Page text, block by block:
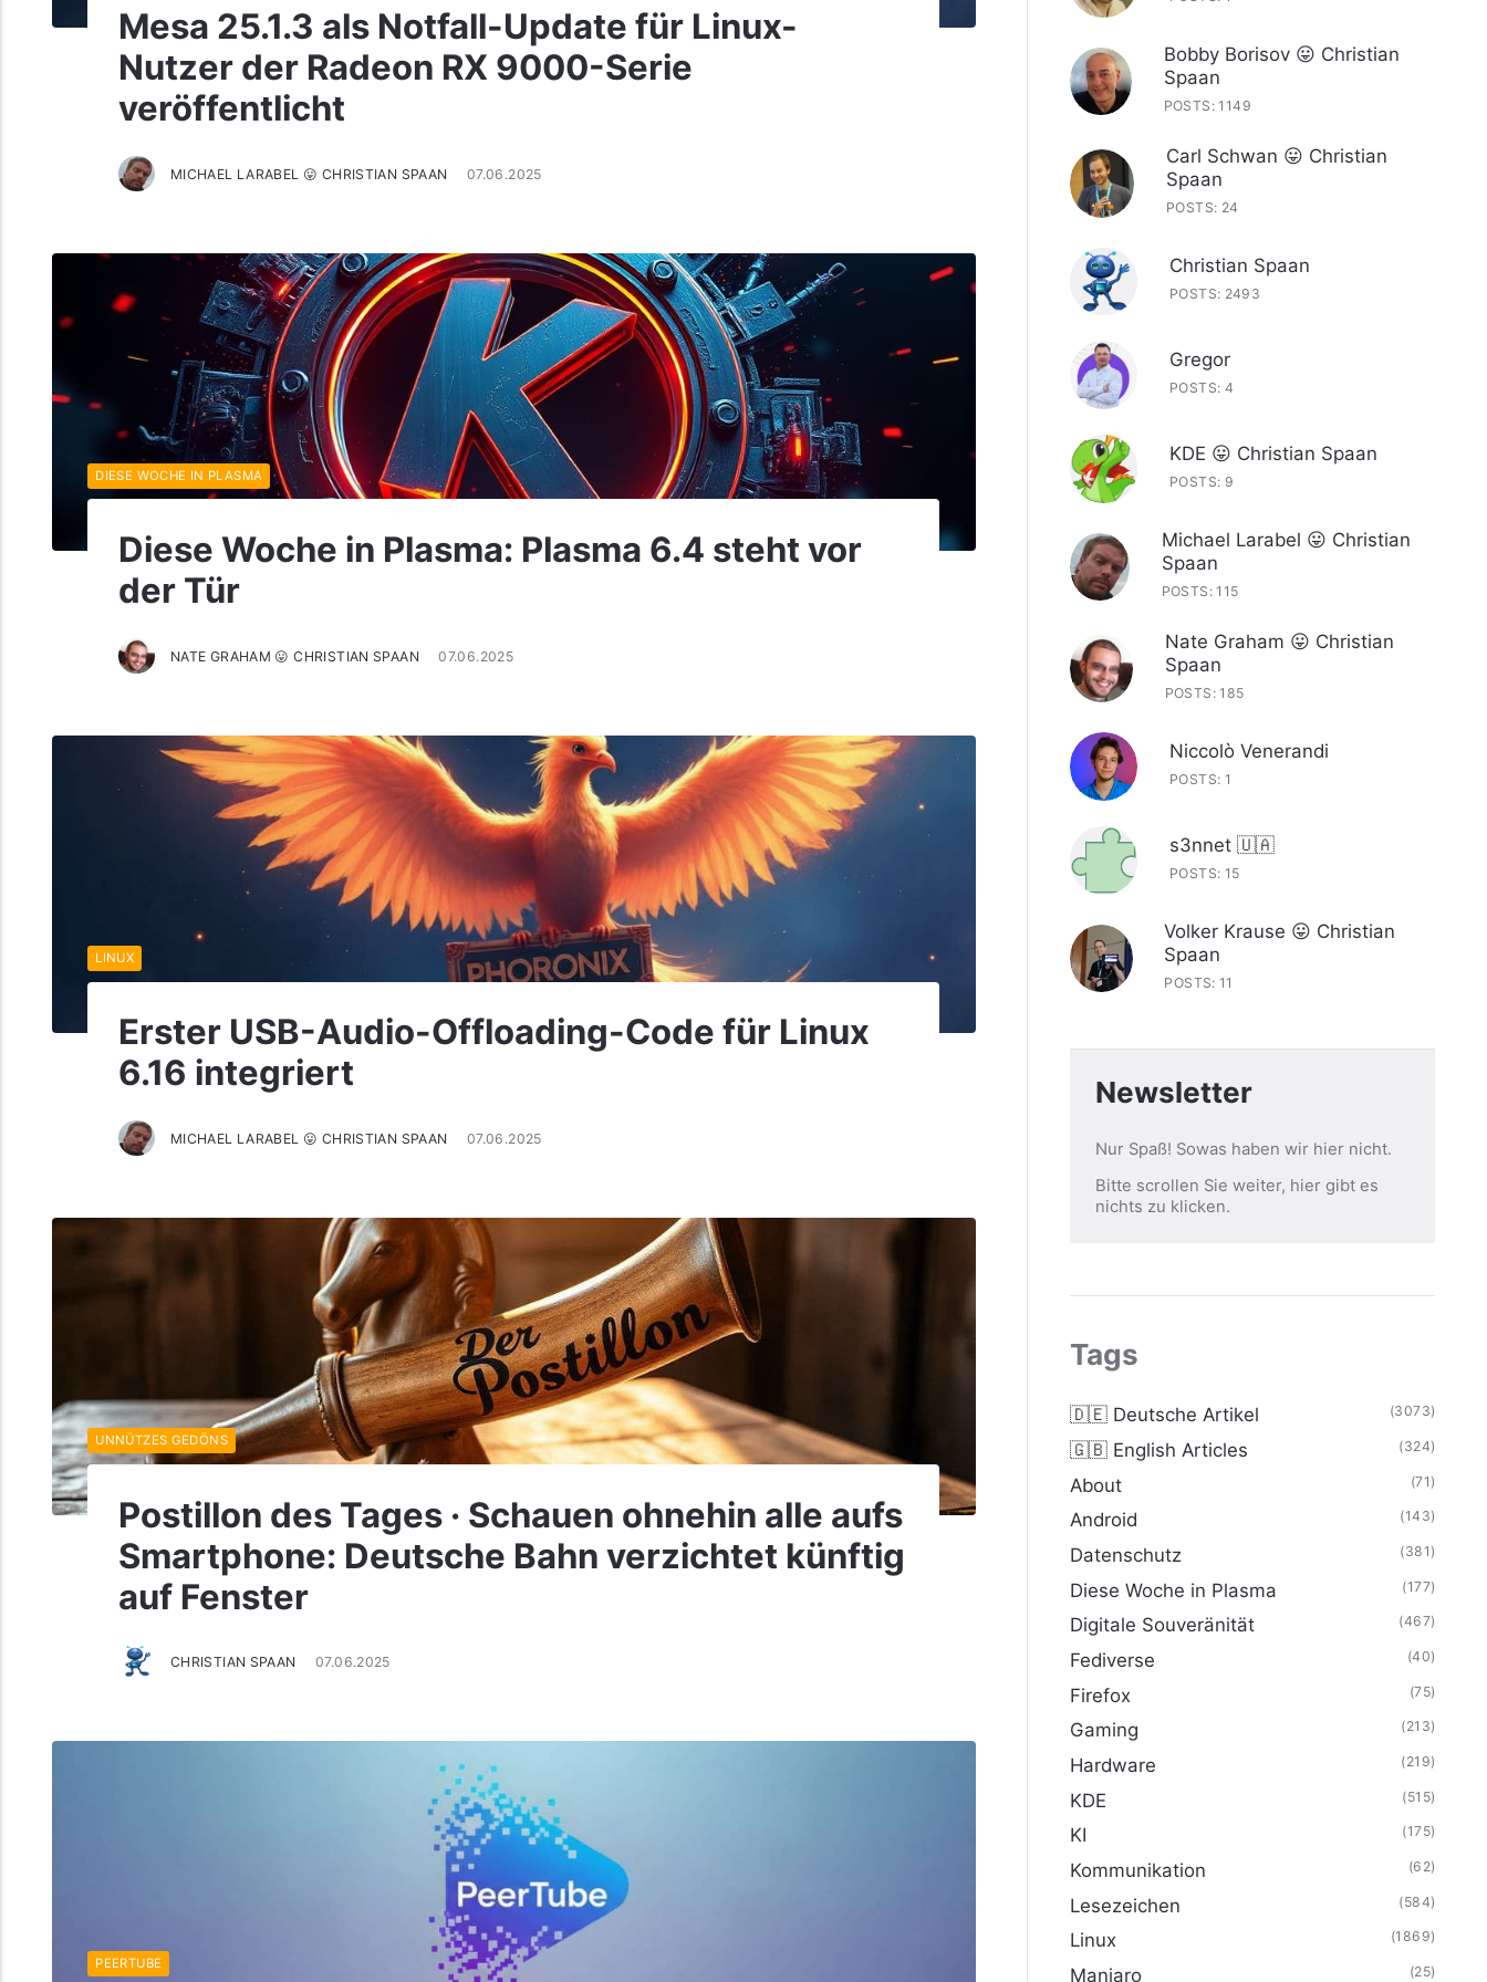
Mesa 25.1.3 als Notfall-Update für Linux-
Nutzer der Radeon RX 9000-Serie
veröffentlicht
MICHAEL LARABEL 😛 CHRISTIAN SPAAN 07.06.2025
Diese Woche in Plasma: Plasma 6.4 steht vor
der Tür
NATE GRAHAM 😛 CHRISTIAN SPAAN 07.06.2025
DIESE WOCHE IN PLASMA
Erster USB-Audio-Offloading-Code für Linux
6.16 integriert
MICHAEL LARABEL 😛 CHRISTIAN SPAAN 07.06.2025
LINUX
Postillon des Tages · Schauen ohnehin alle aufs
Smartphone: Deutsche Bahn verzichtet künftig
auf Fenster
CHRISTIAN SPAAN 07.06.2025
UNNÜTZES GEDÖNS
PEERTUBE
Bobby Borisov 😛 Christian
Spaan
POSTS: 1149
Carl Schwan 😛 Christian
Spaan
POSTS: 24
Christian Spaan
POSTS: 2493
Gregor
POSTS: 4
KDE 😛 Christian Spaan
POSTS: 9
Michael Larabel 😛 Christian
Spaan
POSTS: 115
Nate Graham 😛 Christian
Spaan
POSTS: 185
Niccolò Venerandi
POSTS: 1
s3nnet 🇺🇦
POSTS: 15
Volker Krause 😛 Christian
Spaan
POSTS: 11
Newsletter
Nur Spaß! Sowas haben wir hier nicht.
Bitte scrollen Sie weiter, hier gibt es
nichts zu klicken.
Tags
🇩🇪 Deutsche Artikel (3073)
🇬🇧 English Articles (324)
About (71)
Android (143)
Datenschutz (381)
Diese Woche in Plasma (177)
Digitale Souveränität (467)
Fediverse (40)
Firefox (75)
Gaming (213)
Hardware (219)
KDE (515)
KI (175)
Kommunikation (62)
Lesezeichen (584)
Linux (1869)
Manjaro (25)